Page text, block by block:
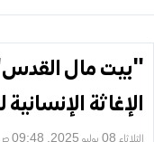
"بيت مال القدس"
الإغاثة
الثلاثاء 08 يوليو 2025, 09:48 ص